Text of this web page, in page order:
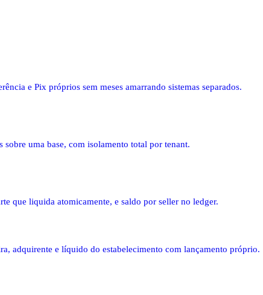
e Pix próprios sem meses amarrando sistemas separados.
sobre uma base, com isolamento total por tenant.
que liquida atomicamente, e saldo por seller no ledger.
adquirente e líquido do estabelecimento com lançamento próprio.